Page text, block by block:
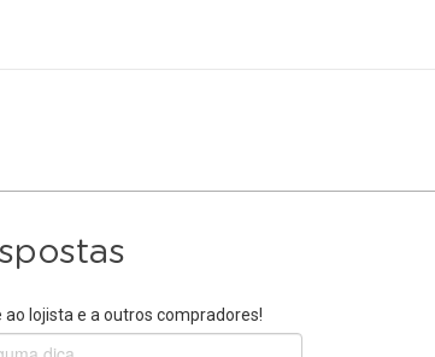
lojista e a outros compradores!